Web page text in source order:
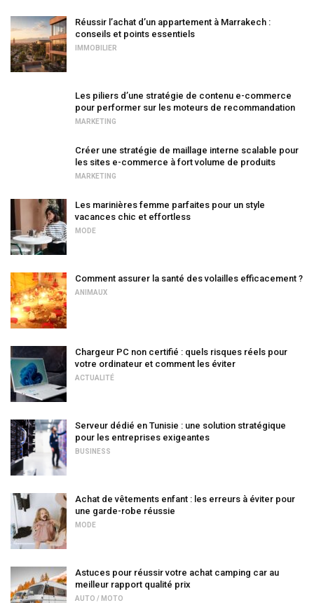
Réussir l’achat d’un appartement à Marrakech :
conseils et points essentiels
IMMOBILIER
Les piliers d’une stratégie de contenu e-commerce
pour performer sur les moteurs de recommandation
MARKETING
Créer une stratégie de maillage interne scalable pour
les sites e-commerce à fort volume de produits
MARKETING
Les marinières femme parfaites pour un style
vacances chic et effortless
MODE
Comment assurer la santé des volailles efficacement ?
ANIMAUX
Chargeur PC non certifié : quels risques réels pour
votre ordinateur et comment les éviter
ACTUALITÉ
Serveur dédié en Tunisie : une solution stratégique
pour les entreprises exigeantes
BUSINESS
Achat de vêtements enfant : les erreurs à éviter pour
une garde-robe réussie
MODE
Astuces pour réussir votre achat camping car au
meilleur rapport qualité prix
AUTO / MOTO